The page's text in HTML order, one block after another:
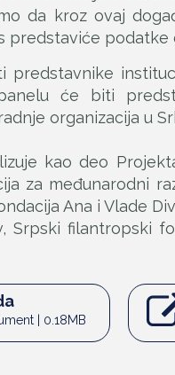
da kroz ovaj
predstaviće podatke
predstavnike
će biti
organizacija u
kao deo
za međunarodni
Ana i Vlade
Srpski filantropski
| 0.18MB